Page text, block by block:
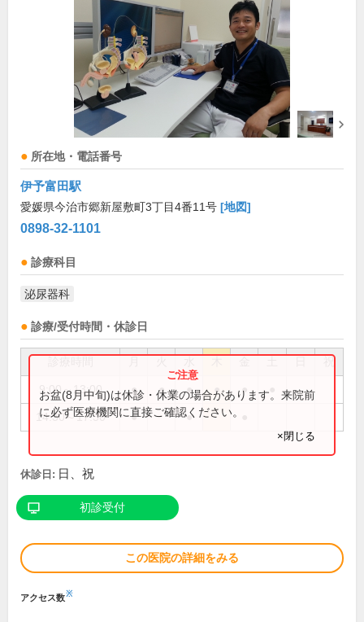
所在地・電話番号
伊予富田駅
愛媛県今治市郷新屋敷町3丁目4番11号 [地図]
0898-32-1101
診療科目
泌尿器科
診療/受付時間・休診日
祝
9:00～13:00 ● ● ● ● ●
14:30～17:30 ● ●
お盆(8月中旬)は休診・休業の場合があります。来院前
に必ず医療機関に直接ご確認ください。
×閉じる
休診日: 日、祝
初診受付
この医院の詳細をみる
アクセス数※